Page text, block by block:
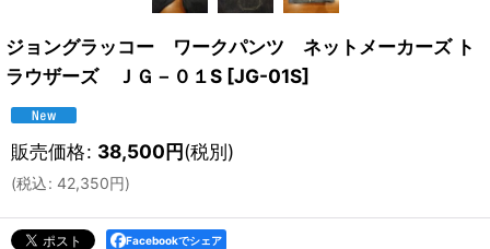
ジョングラッコー ワークパンツ ネットメーカーズ ト
ラウザーズ ＪＧ－０１S [JG-01S]
販売価格: 38,500円(税別)
(税込: 42,350円)
Facebookでシェア